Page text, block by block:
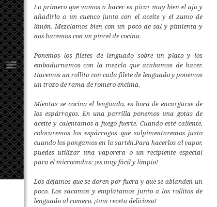
Lo primero que vamos a hacer es picar muy bien el ajo y
añadirlo a un cuenco junto con el aceite y el zumo de
limón. Mezclamos bien con un poco de sal y pimienta y
nos hacemos con un pincel de cocina.
Ponemos los filetes de lenguado sobre un plato y los
embadurnamos con la mezcla que acabamos de hacer.
Hacemos un rollito con cada filete de lenguado y ponemos
un trozo de rama de romero encima.
Mientas se cocina el lenguado, es hora de encargarse de
los espárragos. En una parrilla ponemos una gotas de
aceite y calentamos a fuego fuerte. Cuando esté caliente,
colocaremos los espárragos que salpimentaremos justo
cuando los pongamos en la sartén.Para hacerlos al vapor,
puedes utilizar una vaporera o un recipiente especial
para el microondas: ¡es muy fácil y limpio!
Los dejamos que se doren por fuera y que se ablanden un
poco. Los sacamos y emplatamos junto a los rollitos de
lenguado al romero. ¡Una receta deliciosa!